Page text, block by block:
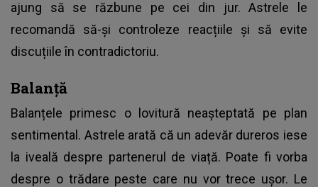
ajung să se răzbune pe cei din jur. Astrele le
recomandă să-și controleze reacțiile și să evite
discuțiile în contradictoriu.
Balanță
Balanțele primesc o lovitură neașteptată pe plan
sentimental. Astrele arată că un adevăr dureros iese
la iveală despre partenerul de viață. Poate fi vorba
despre o trădare peste care nu vor trece ușor. Le